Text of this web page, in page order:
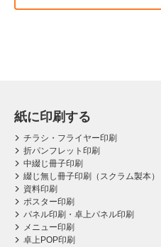
紙に印刷する
チラシ・フライヤー印刷
折パンフレット印刷
中綴じ冊子印刷
綴じ無し冊子印刷（スクラム製本）
資料印刷
ポスター印刷
パネル印刷・卓上パネル印刷
メニュー印刷
卓上POP印刷